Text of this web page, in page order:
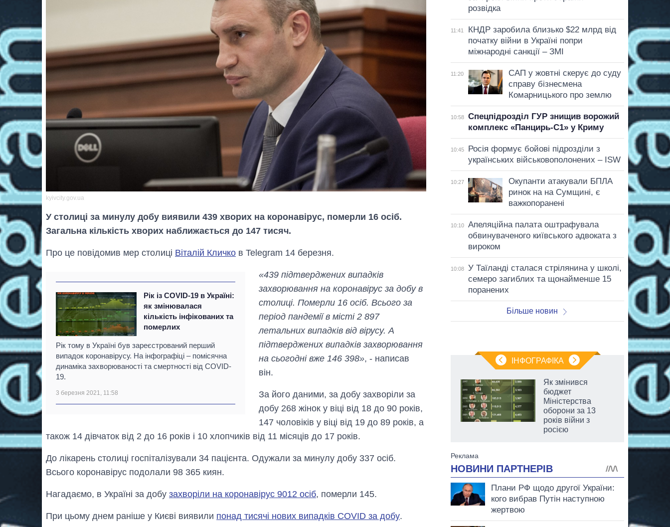
kyivcity.gov.ua
У столиці за минулу добу виявили 439 хворих на коронавірус, померли 16 осіб.
Загальна кількість хворих наближається до 147 тисяч.
Про це повідомив мер столиці Віталій Кличко в Telegram 14 березня.
Рік із COVID-19 в Україні:
як змінювалася
кількість інфікованих та
померлих
Рік тому в Україні був зареєстрований перший
випадок коронавірусу. На інфографіці – помісячна
динаміка захворюваності та смертності від COVID-
19.
3 березня 2021, 11:58
«439 підтверджених випадків
захворювання на коронавірус за добу в
столиці. Померли 16 осіб. Всього за
період пандемії в місті 2 897
летальних випадків від вірусу. А
підтверджених випадків захворювання
на сьогодні вже 146 398», - написав
він.
За його даними, за добу захворіли за
добу 268 жінок у віці від 18 до 90 років,
147 чоловіків у віці від 19 до 89 років, а
також 14 дівчаток від 2 до 16 років і 10 хлопчиків від 11 місяців до 17 років.
До лікарень столиці госпіталізували 34 пацієнта. Одужали за минулу добу 337 ​​осіб.
Всього коронавірус подолали 98 365 киян.
Нагадаємо, в Україні за добу захворіли на коронавірус 9012 осіб, померли 145.
При цьому днем раніше у Києві виявили понад тисячі нових випадків COVID за добу.
розвідка
11:41
КНДР заробила близько $22 млрд від
початку війни в Україні попри
міжнародні санкції – ЗМІ
11:20
САП у жовтні скерує до суду
справу бізнесмена
Комарницького про землю
10:58
Спецпідрозділ ГУР знищив ворожий
комплекс «Панцирь-С1» у Криму
10:45
Росія формує бойові підрозділи з
українських військовополонених – ISW
10:27
Окупанти атакували БПЛА
ринок на на Сумщині, є
важкопоранені
10:10
Апеляційна палата оштрафувала
обвинуваченого київського адвоката з
вироком
10:08
У Таїланді сталася стрілянина у школі,
семеро загиблих та щонайменше 15
поранених
Більше новин
ІНФОГРАФІКА
вирощували в
Україні до і під час
великої війни
Як змінився
бюджет
Міністерства
оборони за 13
років війни з
росією